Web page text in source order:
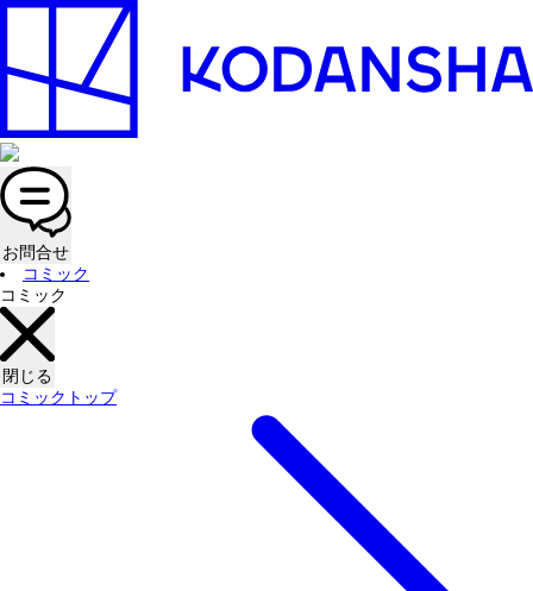
お問合せ
コミック
コミック
閉じる
コミックトップ